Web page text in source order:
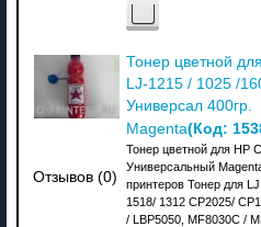
Отзывов (0)
Тонер цветной
LJ-1215 / 1025 /
Универсал 400гр.
Magenta(Код:
Тонер цветной для HP
Универсальный
принтеров Тонер для
1518/ 1312 CP2025/
/ LBP5050, MF8030C /